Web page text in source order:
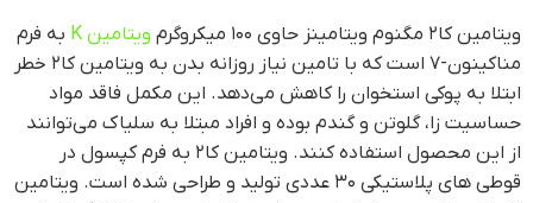
ویتامین کا۲ مگنوم ویتامینز حاوی ۱۰۰ میکروگرم ویتامین K
به فرم
مناکینون-۷ است که با تامین نیاز روزانه بدن به ویتامین کا۲ خطر
ابتلا به پوکی استخوان را کاهش می‌دهد. این مکمل فاقد مواد
حساسیت زا، گلوتن و گندم بوده و افراد مبتلا به سلیاک می‌توانند
از این محصول استفاده کنند. ویتامین کا۲ به فرم کپسول در
قوطی های پلاستیکی ۳۰ عددی تولید و طراحی شده است. ویتامین